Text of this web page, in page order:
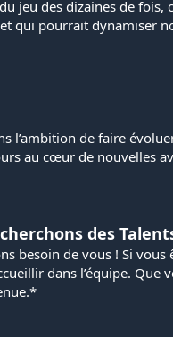
jeu des dizaines de
qui pourrait dynamiser
l’ambition de faire
au cœur de nouvelles
des
besoin de vous ! Si vous
dans l’équipe.